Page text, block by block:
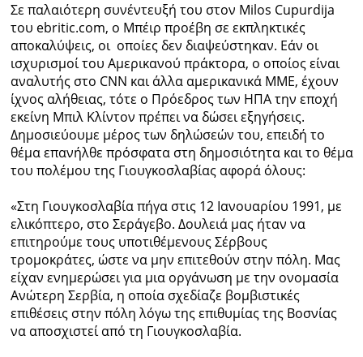
Σε παλαιότερη συνέντευξή του στον Milos Cupurdija
του ebritic.com, ο Μπέιρ προέβη σε εκπληκτικές
αποκαλύψεις, οι οποίες δεν διαψεύστηκαν. Εάν οι
ισχυρισμοί του Αμερικανού πράκτορα, ο οποίος είναι
αναλυτής στο CNN και άλλα αμερικανικά ΜΜΕ, έχουν
ίχνος αλήθειας, τότε ο Πρόεδρος των ΗΠΑ την εποχή
εκείνη Μπιλ Κλίντον πρέπει να δώσει εξηγήσεις.
Δημοσιεύουμε μέρος των δηλώσεών του, επειδή το
θέμα επανήλθε πρόσφατα στη δημοσιότητα και το θέμα
του πολέμου της Γιουγκοσλαβίας αφορά όλους:
«Στη Γιουγκοσλαβία πήγα στις 12 Ιανουαρίου 1991, με
ελικόπτερο, στο Σεράγεβο. Δουλειά μας ήταν να
επιτηρούμε τους υποτιθέμενους Σέρβους
τρομοκράτες, ώστε να μην επιτεθούν στην πόλη. Μας
είχαν ενημερώσει για μια οργάνωση με την ονομασία
Ανώτερη Σερβία, η οποία σχεδίαζε βομβιστικές
επιθέσεις στην πόλη λόγω της επιθυμίας της Βοσνίας
να αποσχιστεί από τη Γιουγκοσλαβία.